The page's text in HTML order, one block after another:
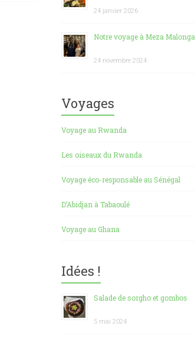
24 janvier 2026
Notre voyage à Meza Malonga
24 novembre 2024
Voyages
Voyage au Rwanda
Les oiseaux du Rwanda
Voyage éco-responsable au Sénégal
D’Abidjan à Tabaoulé
Voyage au Ghana
Idées !
Salade de sorgho et gombos
5 mai 2024